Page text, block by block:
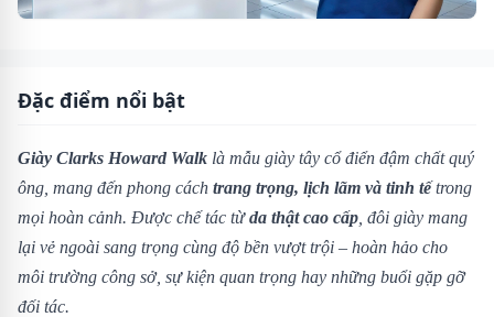
Đặc điểm nổi bật
Giày Clarks Howard Walk là mẫu giày tây cổ điển đậm chất quý
ông, mang đến phong cách trang trọng, lịch lãm và tinh tếtrong
mọi hoàn cảnh. Được chế tác từda thật cao cấp , đôi giày mang
lại vẻ ngoài sang trọng cùng độ bền vượt trội – hoàn hảo cho
môi trường công sở, sự kiện quan trọng hay những buổi gặp gỡ
đối tác.